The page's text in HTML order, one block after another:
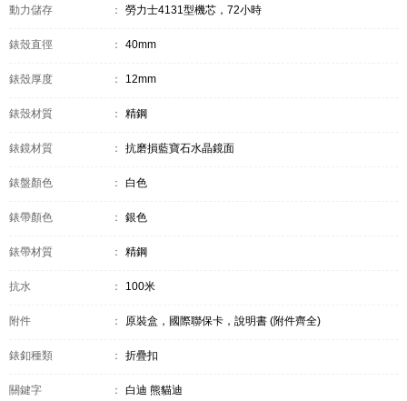
動力儲存 ： 勞力士4131型機芯，72小時
錶殼直徑 ： 40mm
錶殼厚度 ： 12mm
錶殼材質 ： 精鋼
錶鏡材質 ： 抗磨損藍寶石水晶鏡面
錶盤顏色 ： 白色
錶帶顏色 ： 銀色
錶帶材質 ： 精鋼
抗水 ： 100米
附件 ： 原裝盒，國際聯保卡，說明書 (附件齊全)
錶釦種類 ： 折疊扣
關鍵字 ： 白迪 熊貓迪